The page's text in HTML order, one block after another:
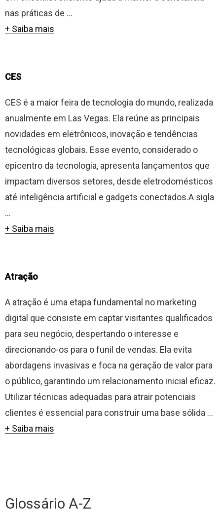
nas práticas de ...
+ Saiba mais
CES
CES é a maior feira de tecnologia do mundo, realizada
anualmente em Las Vegas. Ela reúne as principais
novidades em eletrônicos, inovação e tendências
tecnológicas globais. Esse evento, considerado o
epicentro da tecnologia, apresenta lançamentos que
impactam diversos setores, desde eletrodomésticos
até inteligência artificial e gadgets conectados.A sigla
...
+ Saiba mais
Atração
A atração é uma etapa fundamental no marketing
digital que consiste em captar visitantes qualificados
para seu negócio, despertando o interesse e
direcionando-os para o funil de vendas. Ela evita
abordagens invasivas e foca na geração de valor para
o público, garantindo um relacionamento inicial eficaz.
Utilizar técnicas adequadas para atrair potenciais
clientes é essencial para construir uma base sólida ...
+ Saiba mais
Glossário A-Z